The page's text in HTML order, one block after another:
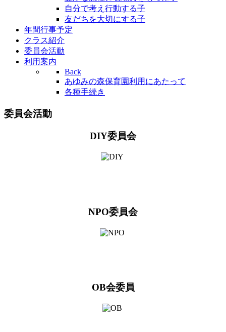
自分で考え行動する子
友だちを大切にする子
年間行事予定
クラス紹介
委員会活動
利用案内
Back
あゆみの森保育園利用にあたって
各種手続き
委員会活動
DIY委員会
NPO委員会
OB会委員